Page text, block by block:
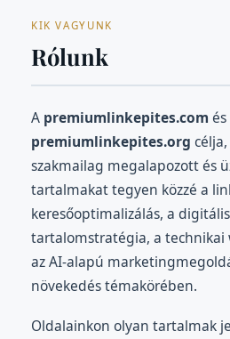
KIK VAGYUNK
Rólunk
A premiumlinkepites.com és
premiumlinkepites.org
szakmailag megalapozott és
tartalmakat tegyen közzé a
keresőoptimalizálás, a
tartalomstratégia, a technikai
az AI-alapú
növekedés témakörében.
Oldalainkon olyan tartalmak